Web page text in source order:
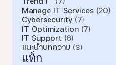
Manage IT Services (20)
Cybersecurity (7)
IT Optimization (7)
IT Support (6)
แนะนำบทความ (3)
แท็ก